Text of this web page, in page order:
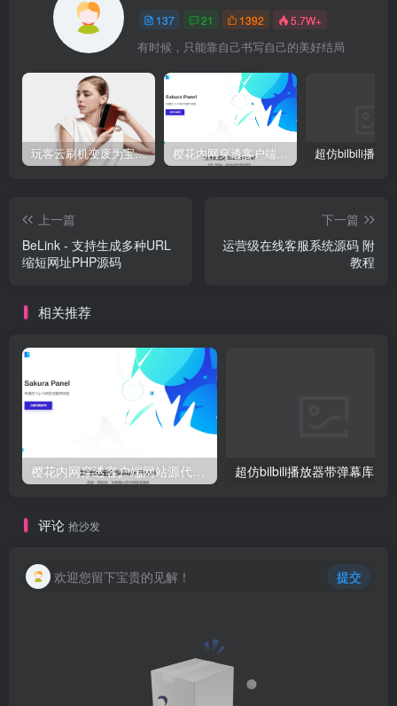
137 21 1392 5.7W+
有时候，只能靠自己书写自己的美好结局
玩客云刷机变废为宝 刷Armbian系统/安装宝塔5.9/安装博客Typecho/网盘系统Cloudreve/免费内网穿透 详细教程 樱花内网穿透客户端网站源代码，2020 重制版
上一篇
BeLink - 支持生成多种URL
缩短网址PHP源码
下一篇
运营级在线客服系统源码 附
教程
相关推荐
樱花内网穿透客户端网站源代码，2020 重制版
评论 抢沙发
欢迎您留下宝贵的见解！ 提交